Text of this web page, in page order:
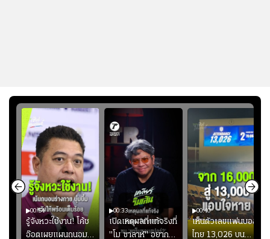
00:54
รู้จังหวะใช้งาน! โค้ช
อ๊อตเผยแผนถนอม
00:33
เปิดเหตุผลที่แท้จริงที่
"โม ซาลาห์" อยาก
00:40
เห็นตัวเลขแฟนบอล
ไทย 13,026 บน